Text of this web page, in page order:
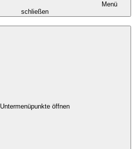
Menü
schließen
Untermenüpunkte öffnen